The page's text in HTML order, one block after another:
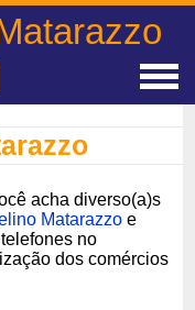
acha diverso(a)s
Matarazzo e
no
dos comércios